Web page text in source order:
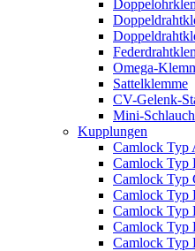
Omega-
Sattelklemme
CV-Gelenk-
Mini-
Kupplungen
Camlock Typ
Camlock Typ
Camlock Typ
Camlock Typ
Camlock Typ
Camlock Typ
Camlock Typ